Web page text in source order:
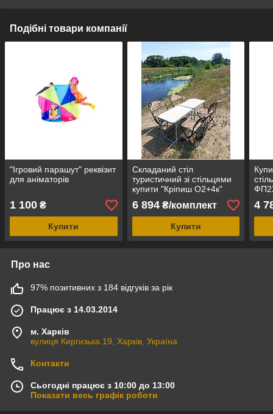
Подібні товари компанії
"Ігровий парашут" реквізит
для аніматорів
1 100 ₴
Купити
Складаний стіл
туристичний зі стільцями
купити "Кріпиш О2+4к"
меблі для кемпінгу
6 894₴/комплект
Купити
4
Про нас
97% позитивних з 184 відгуків за рік
Працює з 14.03.2014
м. Харків
вулиця Киргизька 19, Харків, Україна
Контакти
Сьогодні працює з 10:00 до 13:00
Показати весь графік роботи